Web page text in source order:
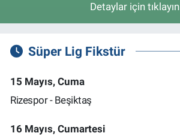
Detaylar için tıklayın
Süper Lig Fikstür
15 Mayıs, Cuma
Rizespor - Beşiktaş
16 Mayıs, Cumartesi